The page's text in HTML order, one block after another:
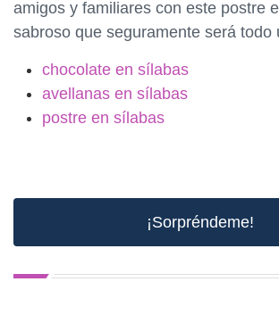
amigos y familiares con este postre
sabroso que seguramente será todo
chocolate en sílabas
avellanas en sílabas
postre en sílabas
¡Sorpréndeme!